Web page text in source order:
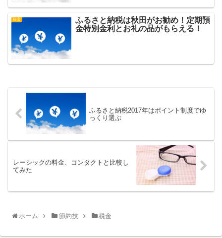
税金
ふるさと納税は秋田がお勧め！定期預
金特別金利とお礼の品がもらえる！
ふるさと納税2017年はポイント制度でゆ
っくり選ぶ
レーシックの料金、コンタクトと比較し
てみた
ホーム 節約技 税金